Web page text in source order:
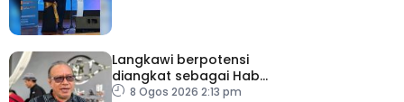
Langkawi berpotensi
diangkat sebagai Hab
Digital Art Nomad tahun
8 Ogos 2026 2:13 pm